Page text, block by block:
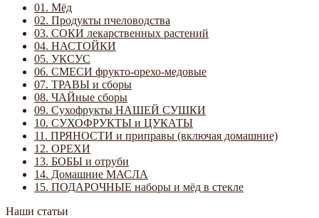
01. Мёд
02. Продукты пчеловодства
03. СОКИ лекарственных растений
04. НАСТОЙКИ
05. УКСУС
06. СМЕСИ фрукто-орехо-медовые
07. ТРАВЫ и сборы
08. ЧАЙные сборы
09. Сухофрукты НАШЕЙ СУШКИ
10. СУХОФРУКТЫ и ЦУКАТЫ
11. ПРЯНОСТИ и приправы (включая домашние)
12. ОРЕХИ
13. БОБЫ и отруби
14. Домашние МАСЛА
15. ПОДАРОЧНЫЕ наборы и мёд в стекле
Наши статьи